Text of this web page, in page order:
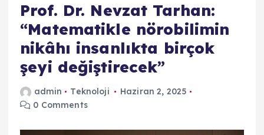
Prof. Dr. Nevzat Tarhan:
“Matematikle nörobilimin
nikâhı insanlıkta birçok
şeyi değiştirecek”
admin Teknoloji
Haziran 2, 2025
0 Comments